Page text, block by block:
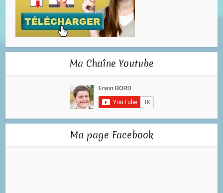
Ma Chaîne Youtube
Ma page Facebook